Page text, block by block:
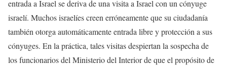
entrada a Israel se deriva de una visita a Israel con un cónyuge
israelí. Muchos israelíes creen erróneamente que su ciudadanía
también otorga automáticamente entrada libre y protección a sus
cónyuges. En la práctica, tales visitas despiertan la sospecha de
los funcionarios del Ministerio del Interior de que el propósito de